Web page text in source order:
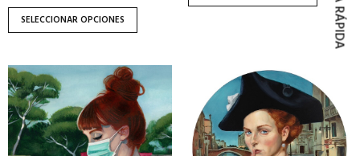
SELECCIONAR OPCIONES
de
producto
de
Este
producto
tiene
múltiples
producto
tiene
múltiples